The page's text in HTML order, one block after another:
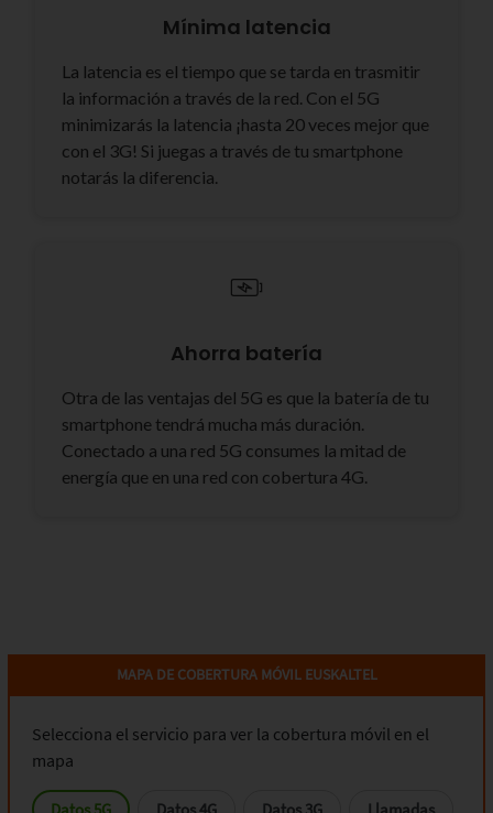
Mínima latencia
La latencia es el tiempo que se tarda en trasmitir
la información a través de la red. Con el 5G
minimizarás la latencia ¡hasta 20 veces mejor que
con el 3G! Si juegas a través de tu smartphone
notarás la diferencia.
Ahorra batería
Otra de las ventajas del 5G es que la batería de tu
smartphone tendrá mucha más duración.
Conectado a una red 5G consumes la mitad de
energía que en una red con cobertura 4G.